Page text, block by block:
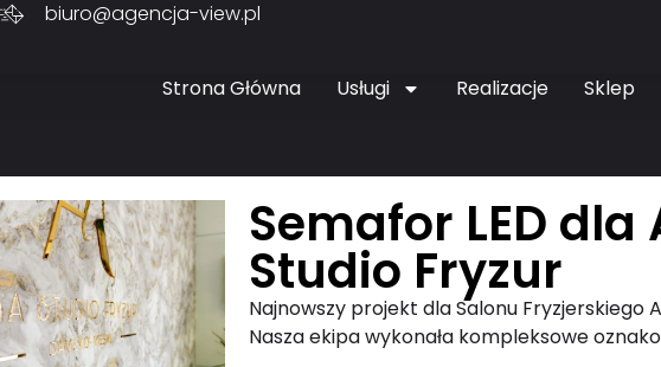
biuro@agencja-view.pl
Strona Główna Usługi Realizacje Sklep
Semafor LED dla
Studio Fryzur
Najnowszy projekt dla Salonu Fryzjerskiego
Nasza ekipa wykonała kompleksowe